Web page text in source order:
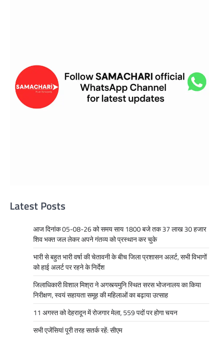
Latest Posts
आज दिनांक 05-08-26 को समय साय 1800 बजे तक 37 लाख 30 हजार
शिव भक्त जल लेकर अपने गंतव्य को प्रस्थान कर चुके
भारी से बहुत भारी वर्षा की चेतावनी के बीच जिला प्रशासन अलर्ट, सभी विभागों
को हाई अलर्ट पर रहने के निर्देश
जिलाधिकारी विशाल मिश्रा ने अगस्त्यमुनि स्थित सरस भोजनालय का किया
निरीक्षण, स्वयं सहायता समूह की महिलाओं का बढ़ाया उत्साह
11 अगस्त को देहरादून में रोजगार मेला, 559 पदों पर होगा चयन
सभी एजेंसियां पूरी तरह सतर्क रहें: सीएम